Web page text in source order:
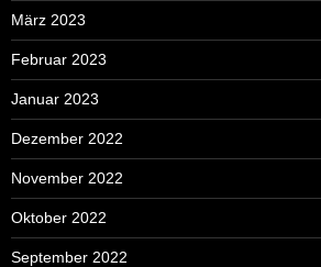
März 2023
Februar 2023
Januar 2023
Dezember 2022
November 2022
Oktober 2022
September 2022